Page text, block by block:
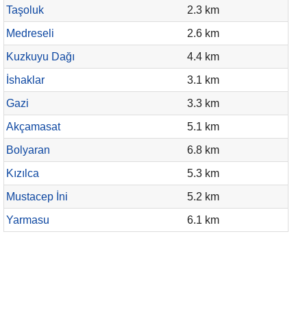
Taşoluk
2.3 km
Medreseli
2.6 km
Kuzkuyu Dağı
4.4 km
İshaklar
3.1 km
Gazi
3.3 km
Akçamasat
5.1 km
Bolyaran
6.8 km
Kızılca
5.3 km
Mustacep İni
5.2 km
Yarmasu
6.1 km